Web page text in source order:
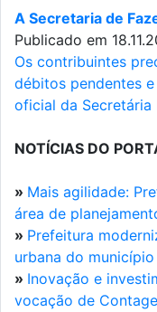
A Secretaria de
Publicado em
Os contribuintes
débitos pendentes
oficial da Secretária
NOTÍCIAS DO
» Mais agilidade:
área de
» Prefeitura
urbana do município
» Inovação e
vocação de